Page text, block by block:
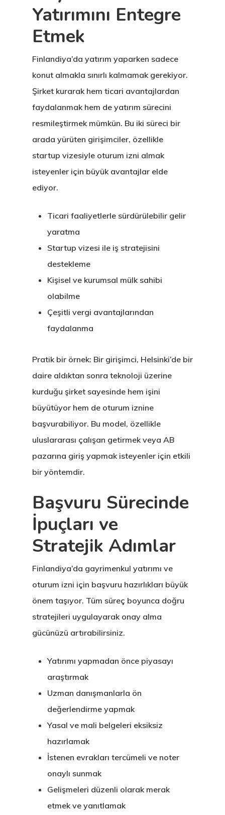
Yatırımını Entegre
Etmek
Finlandiya’da yatırım yaparken sadece
konut almakla sınırlı kalmamak gerekiyor.
Şirket kurarak hem ticari avantajlardan
faydalanmak hem de yatırım sürecini
resmileştirmek mümkün. Bu iki süreci bir
arada yürüten girişimciler, özellikle
startup vizesiyle oturum izni almak
isteyenler için büyük avantajlar elde
ediyor.
Ticari faaliyetlerle sürdürülebilir gelir
yaratma
Startup vizesi ile iş stratejisini
destekleme
Kişisel ve kurumsal mülk sahibi
olabilme
Çeşitli vergi avantajlarından
faydalanma
Pratik bir örnek: Bir girişimci, Helsinki’de bir
daire aldıktan sonra teknoloji üzerine
kurduğu şirket sayesinde hem işini
büyütüyor hem de oturum iznine
başvurabiliyor. Bu model, özellikle
uluslararası çalışan getirmek veya AB
pazarına giriş yapmak isteyenler için etkili
bir yöntemdir.
Başvuru Sürecinde
İpuçları ve
Stratejik Adımlar
Finlandiya’da gayrimenkul yatırımı ve
oturum izni için başvuru hazırlıkları büyük
önem taşıyor. Tüm süreç boyunca doğru
stratejileri uygulayarak onay alma
gücünüzü artırabilirsiniz.
Yatırımı yapmadan önce piyasayı
araştırmak
Uzman danışmanlarla ön
değerlendirme yapmak
Yasal ve mali belgeleri eksiksiz
hazırlamak
İstenen evrakları tercümeli ve noter
onaylı sunmak
Gelişmeleri düzenli olarak merak
etmek ve yanıtlamak
Avrupa Birliği
Oturma Ve
Çalışma İzni
Danışan
Estonya
Yatırımcı
Programı
Estonya Blog
Estonya
Estonya
EU Temporary
Residence
Programs
Finladiya